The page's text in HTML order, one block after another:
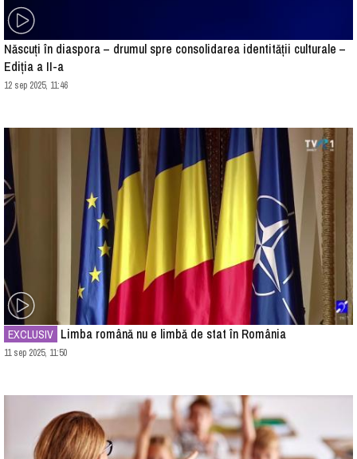
Născuți în diaspora – drumul spre consolidarea identității culturale –
Ediția a II-a
12 sep 2025, 11:46
EXCLUSIV Limba română nu e limbă de stat în România
11 sep 2025, 11:50